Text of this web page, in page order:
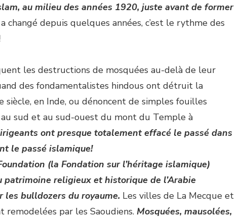
au milieu des années 1920, juste avant de former
changé depuis quelques années, c’est le rythme des
les destructions de mosquées au-delà de leur
des fondamentalistes hindous ont détruit la
siècle, en Inde, ou dénoncent de simples fouilles
sud et au sud-ouest du mont du Temple à
ont presque totalement effacé le passé dans
le passé islamique!
(la Fondation sur l’héritage islamique)
religieux et historique de l’Arabie
bulldozers du royaume. Les villes de La Mecque et
par les Saoudiens. Mosquées, mausolées,